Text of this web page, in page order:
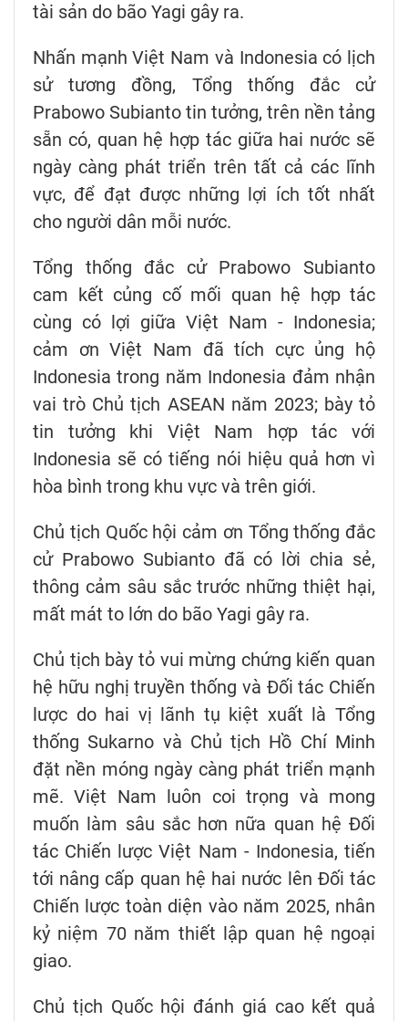
tài sản do bão Yagi gây ra.
Nhấn mạnh Việt Nam và Indonesia có lịch
sử tương đồng, Tổng thống đắc cử
Prabowo Subianto tin tưởng, trên nền tảng
sẵn có, quan hệ hợp tác giữa hai nước sẽ
ngày càng phát triển trên tất cả các lĩnh
vực, để đạt được những lợi ích tốt nhất
cho người dân mỗi nước.
Tổng thống đắc cử Prabowo Subianto
cam kết củng cố mối quan hệ hợp tác
cùng có lợi giữa Việt Nam - Indonesia;
cảm ơn Việt Nam đã tích cực ủng hộ
Indonesia trong năm Indonesia đảm nhận
vai trò Chủ tịch ASEAN năm 2023; bày tỏ
tin tưởng khi Việt Nam hợp tác với
Indonesia sẽ có tiếng nói hiệu quả hơn vì
hòa bình trong khu vực và trên giới.
Chủ tịch Quốc hội cảm ơn Tổng thống đắc
cử Prabowo Subianto đã có lời chia sẻ,
thông cảm sâu sắc trước những thiệt hại,
mất mát to lớn do bão Yagi gây ra.
Chủ tịch bày tỏ vui mừng chứng kiến quan
hệ hữu nghị truyền thống và Đối tác Chiến
lược do hai vị lãnh tụ kiệt xuất là Tổng
thống Sukarno và Chủ tịch Hồ Chí Minh
đặt nền móng ngày càng phát triển mạnh
mẽ. Việt Nam luôn coi trọng và mong
muốn làm sâu sắc hơn nữa quan hệ Đối
tác Chiến lược Việt Nam - Indonesia, tiến
tới nâng cấp quan hệ hai nước lên Đối tác
Chiến lược toàn diện vào năm 2025, nhân
kỷ niệm 70 năm thiết lập quan hệ ngoại
giao.
Chủ tịch Quốc hội đánh giá cao kết quả